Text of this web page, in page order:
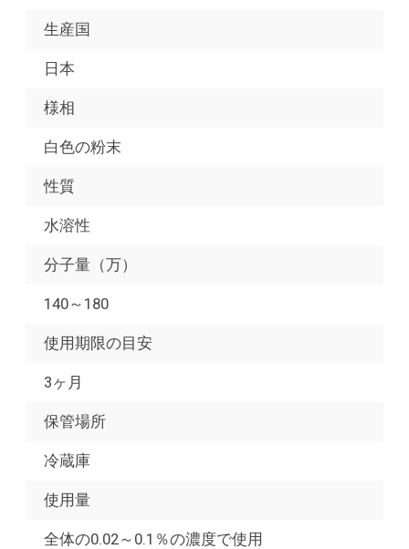
生産国
日本
様相
白色の粉末
性質
水溶性
分子量（万）
140～180
使用期限の目安
3ヶ月
保管場所
冷蔵庫
使用量
全体の0.02～0.1％の濃度で使用